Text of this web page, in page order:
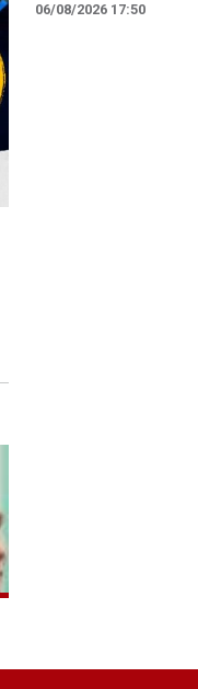
06/08/2026 17:50